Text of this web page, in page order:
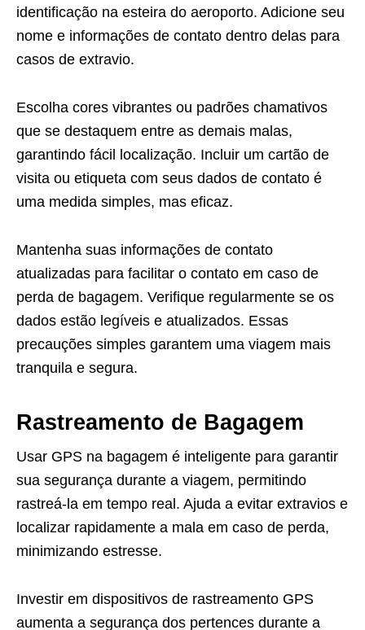
identificação na esteira do aeroporto. Adicione seu
nome e informações de contato dentro delas para
casos de extravio.
Escolha cores vibrantes ou padrões chamativos
que se destaquem entre as demais malas,
garantindo fácil localização. Incluir um cartão de
visita ou etiqueta com seus dados de contato é
uma medida simples, mas eficaz.
Mantenha suas informações de contato
atualizadas para facilitar o contato em caso de
perda de bagagem. Verifique regularmente se os
dados estão legíveis e atualizados. Essas
precauções simples garantem uma viagem mais
tranquila e segura.
Rastreamento de Bagagem
Usar GPS na bagagem é inteligente para garantir
sua segurança durante a viagem, permitindo
rastreá-la em tempo real. Ajuda a evitar extravios e
localizar rapidamente a mala em caso de perda,
minimizando estresse.
Investir em dispositivos de rastreamento GPS
aumenta a segurança dos pertences durante a